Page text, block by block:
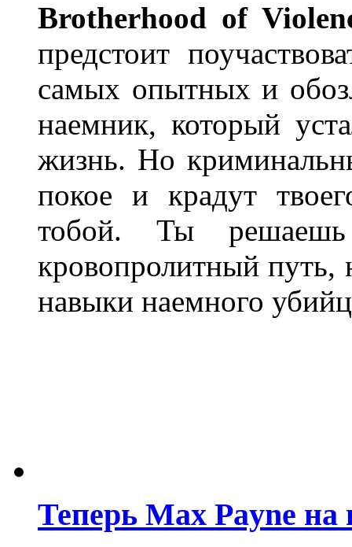
Brotherhood of
предстоит
самых опытных и
наемник, который
жизнь. Но
покое и крадут
тобой. Ты
кровопролитный путь,
навыки наемного
Теперь Max Payne